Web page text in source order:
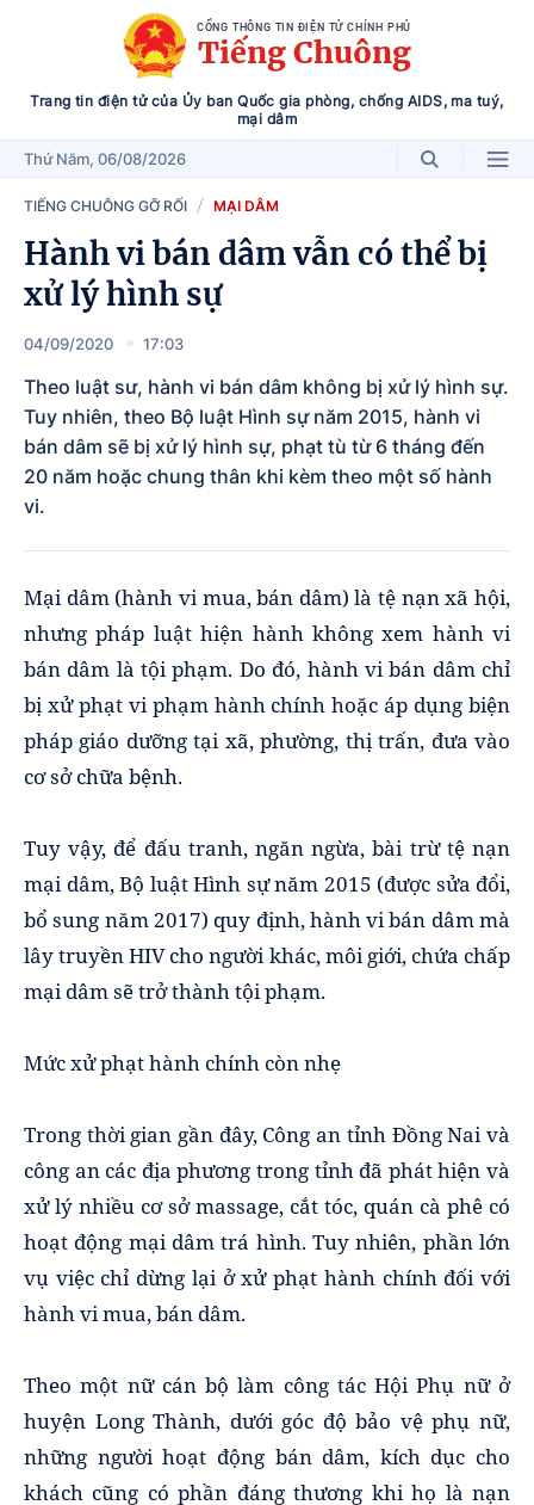
CỔNG THÔNG TIN ĐIỆN TỬ CHÍNH PHỦ
Tiếng Chuông
Trang tin điện tử của Ủy ban Quốc gia phòng, chống AIDS, ma tuý,
mại dâm
Thứ Năm, 06/08/2026
TIẾNG CHUÔNG GỠ RỐI MẠI DÂM
Hành vi bán dâm vẫn có thể bị
xử lý hình sự
04/09/2020 17:03
Theo luật sư, hành vi bán dâm không bị xử lý hình sự.
Tuy nhiên, theo Bộ luật Hình sự năm 2015, hành vi
bán dâm sẽ bị xử lý hình sự, phạt tù từ 6 tháng đến
20 năm hoặc chung thân khi kèm theo một số hành
vi.
Mại dâm (hành vi mua, bán dâm) là tệ nạn xã hội,
nhưng pháp luật hiện hành không xem hành vi
bán dâm là tội phạm. Do đó, hành vi bán dâm chỉ
bị xử phạt vi phạm hành chính hoặc áp dụng biện
pháp giáo dưỡng tại xã, phường, thị trấn, đưa vào
cơ sở chữa bệnh.
Tuy vậy, để đấu tranh, ngăn ngừa, bài trừ tệ nạn
mại dâm, Bộ luật Hình sự năm 2015 (được sửa đổi,
bổ sung năm 2017) quy định, hành vi bán dâm mà
lây truyền HIV cho người khác, môi giới, chứa chấp
mại dâm sẽ trở thành tội phạm.
Mức xử phạt hành chính còn nhẹ
Trong thời gian gần đây, Công an tỉnh Đồng Nai và
công an các địa phương trong tỉnh đã phát hiện và
xử lý nhiều cơ sở massage, cắt tóc, quán cà phê có
hoạt động mại dâm trá hình. Tuy nhiên, phần lớn
vụ việc chỉ dừng lại ở xử phạt hành chính đối với
hành vi mua, bán dâm.
Theo một nữ cán bộ làm công tác Hội Phụ nữ ở
huyện Long Thành, dưới góc độ bảo vệ phụ nữ,
những người hoạt động bán dâm, kích dục cho
khách cũng có phần đáng thương khi họ là nạn